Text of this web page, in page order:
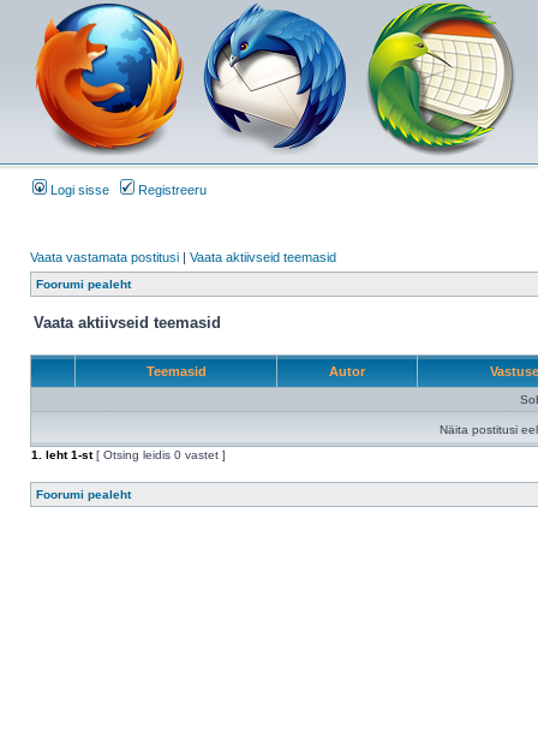
Logi sisse Registreeru
Vaata vastamata postitusi | Vaata aktiivseid teemasid
Foorumi pealeht
Vaata aktiivseid teemasid
Teemasid Autor
Näita postitusi
1
. leht1-st[ Otsing leidis 0 vastet ]
Foorumi pealeht